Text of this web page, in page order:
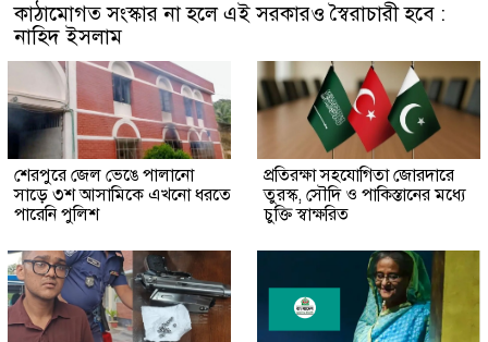
কাঠামোগত সংস্কার না হলে এই সরকারও স্বৈরাচারী হবে :
নাহিদ ইসলাম
শেরপুরে জেল ভেঙে পালানো
সাড়ে ৩শ আসামিকে এখনো ধরতে
পারেনি পুলিশ
প্রতিরক্ষা সহযোগিতা জোরদারে
তুরস্ক, সৌদি ও পাকিস্তানের মধ্যে
চুক্তি স্বাক্ষরিত